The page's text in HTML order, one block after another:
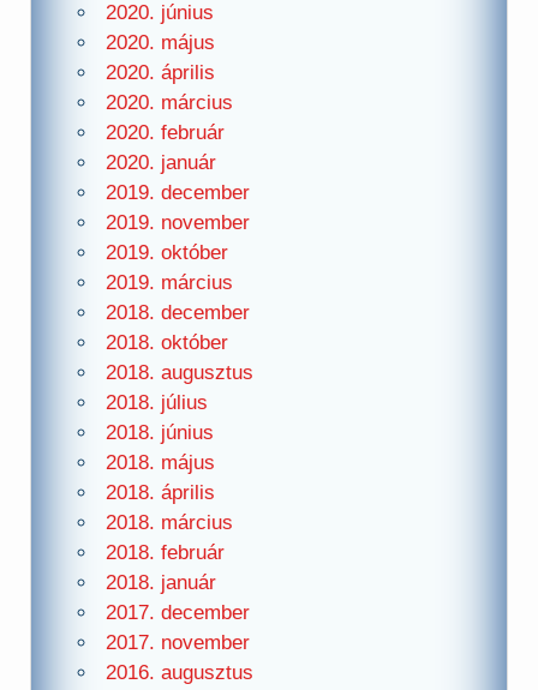
2020. június
2020. május
2020. április
2020. március
2020. február
2020. január
2019. december
2019. november
2019. október
2019. március
2018. december
2018. október
2018. augusztus
2018. július
2018. június
2018. május
2018. április
2018. március
2018. február
2018. január
2017. december
2017. november
2016. augusztus